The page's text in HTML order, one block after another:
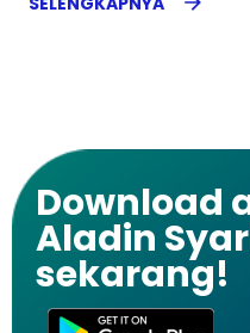
Download
Aladin
sekarang!